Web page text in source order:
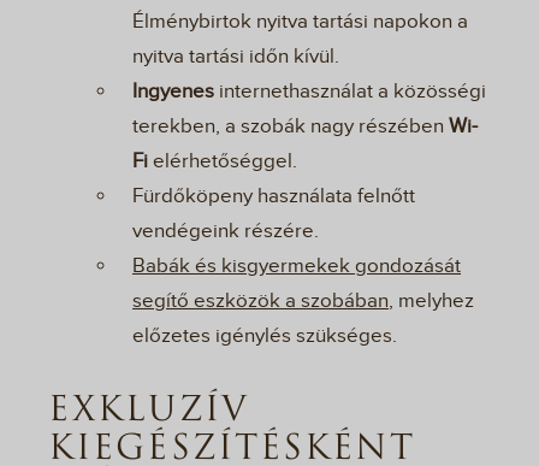
Élménybirtok nyitva tartási napokon a
nyitva tartási időn kívül.
Ingyenes internethasználat a közösségi
terekben, a szobák nagy részében Wi-
Fi elérhetőséggel.
Fürdőköpeny használata felnőtt
vendégeink részére.
Babák és kisgyermekek gondozását
segítő eszközök a szobában, melyhez
előzetes igénylés szükséges.
EXKLUZÍV
KIEGÉSZÍTÉSKÉNT